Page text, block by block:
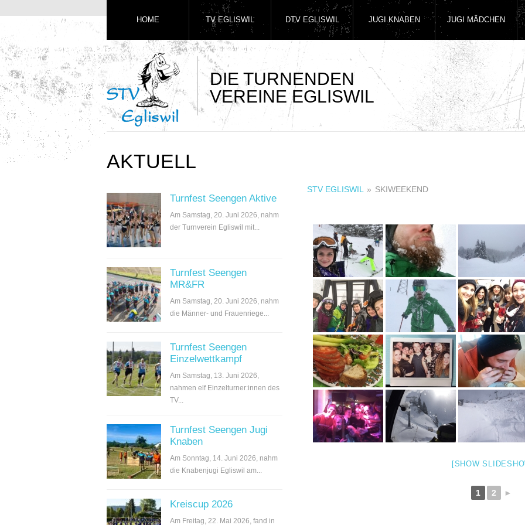
DIE TURNENDEN
VEREINE EGLISWIL
HOME TV EGLISWIL DTV EGLISWIL JUGI KNABEN JUGI MÄDCHEN
AKTUELL
Turnfest Seengen Aktive
Am Samstag, 20. Juni 2026, nahm
der Turnverein Egliswil mit...
Turnfest Seengen
MR&FR
Am Samstag, 20. Juni 2026, nahm
die Männer- und Frauenriege...
Turnfest Seengen
Einzelwettkampf
Am Samstag, 13. Juni 2026,
nahmen elf Einzelturner:innen des
TV...
Turnfest Seengen Jugi
Knaben
Am Sonntag, 14. Juni 2026, nahm
die Knabenjugi Egliswil am...
Kreiscup 2026
Am Freitag, 22. Mai 2026, fand in
STV EGLISWIL » SKIWEEKEND
[SHOW
1 2 ►